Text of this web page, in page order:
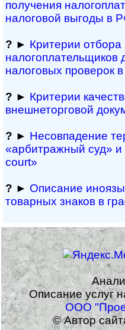
получения
налоговой выгоды в
? ► Критерии отбора
налогоплательщиков
налоговых проверок
? ► Критерии
внешне­тор­го­вой
? ► Несовпадение
«арбитражный суд» и
court»
? ► Описание
товарных знаков в
Описание услуг
ООО
© Автор